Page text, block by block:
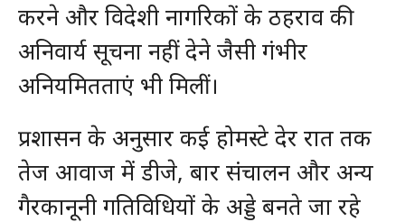
करने और विदेशी नागरिकों के ठहराव की
अनिवार्य सूचना नहीं देने जैसी गंभीर
अनियमितताएं भी मिलीं।
प्रशासन के अनुसार कई होमस्टे देर रात तक
तेज आवाज में डीजे, बार संचालन और अन्य
गैरकानूनी गतिविधियों के अड्डे बनते जा रहे